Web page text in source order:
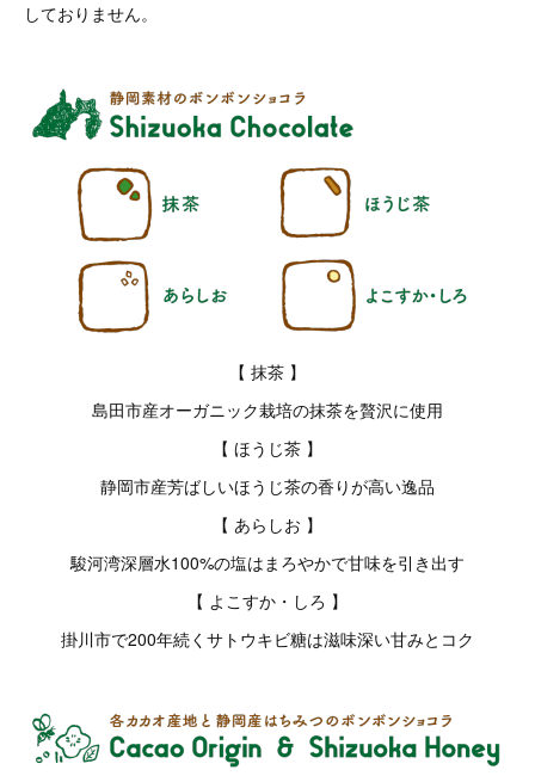
しておりません。
【 抹茶 】
島田市産オーガニック栽培の抹茶を贅沢に使用
【 ほうじ茶 】
静岡市産芳ばしいほうじ茶の香りが高い逸品
【 あらしお 】
駿河湾深層水100%の塩はまろやかで甘味を引き出す
【 よこすか・しろ 】
掛川市で200年続くサトウキビ糖は滋味深い甘みとコク